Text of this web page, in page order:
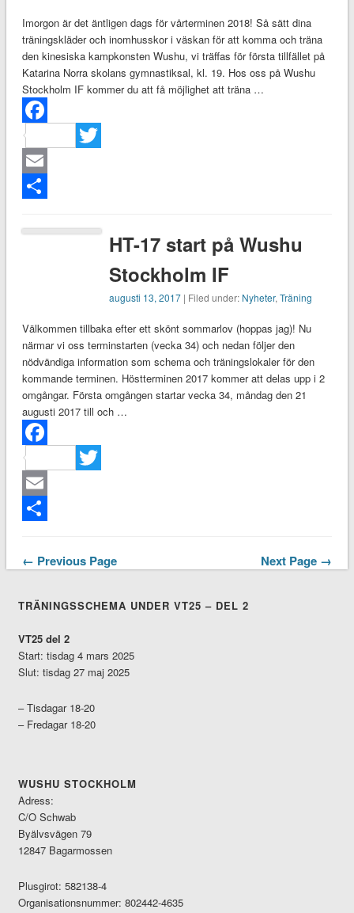
Imorgon är det äntligen dags för vårterminen 2018! Så sätt dina
träningskläder och inomhusskor i väskan för att komma och träna
den kinesiska kampkonsten Wushu, vi träffas för första tillfället på
Katarina Norra skolans gymnastiksal, kl. 19. Hos oss på Wushu
Stockholm IF kommer du att få möjlighet att träna …
Facebook
Twitter
Email
HT-17 start på Wushu
Stockholm IF
augusti 13, 2017 | Filed under: Nyheter,Träning
Välkommen tillbaka efter ett skönt sommarlov (hoppas jag)! Nu
närmar vi oss terminstarten (vecka 34) och nedan följer den
nödvändiga information som schema och träningslokaler för den
kommande terminen. Höstterminen 2017 kommer att delas upp i 2
omgångar. Första omgången startar vecka 34, måndag den 21
augusti 2017 till och …
Facebook
Twitter
Email
← Previous Page Next Page →
TRÄNINGSSCHEMA UNDER VT25 – DEL 2
VT25 del 2
Start: tisdag 4 mars 2025
Slut: tisdag 27 maj 2025
– Tisdagar 18-20
– Fredagar 18-20
WUSHU STOCKHOLM
Adress:
C/O Schwab
Byälvsvägen 79
12847 Bagarmossen
Plusgirot: 582138-4
Organisationsnummer: 802442-4635